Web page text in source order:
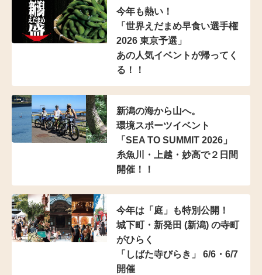
今年も熱い！
「世界えだまめ早食い選手権
2026 東京予選」
あの人気イベントが帰ってく
る！！
新潟の海から山へ。
環境スポーツイベント
「SEA TO SUMMIT 2026」
糸魚川・上越・妙高で２日間
開催！！
今年は「庭」も特別公開！
城下町・新発田 (新潟) の寺町
がひらく
「しばた寺びらき」 6/6・6/7
開催